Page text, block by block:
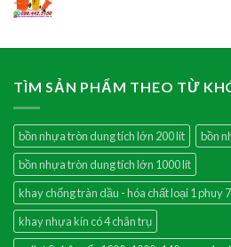
TÌM SẢN PHẨM THEO TỪ
bồn nhựa tròn dung tích lớn 200 lít
bồn
bồn nhựa tròn dung tích lớn 1000 lít
khay chống tràn dầu - hóa chất loại 1 phuy
khay nhựa kín có 4 chân trụ